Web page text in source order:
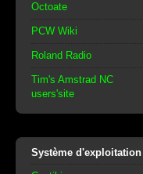
Octoate
PCW Wiki
Roland Radio
Tim's Amstrad NC
users'site
Système d'exploitation